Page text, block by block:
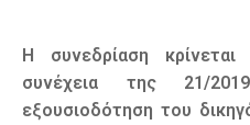
Η συνεδρίαση
συνέχεια της 21/
εξουσιοδότηση του